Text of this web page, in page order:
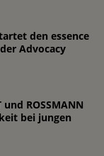
den essence
Advocacy
ROSSMANN
bei jungen